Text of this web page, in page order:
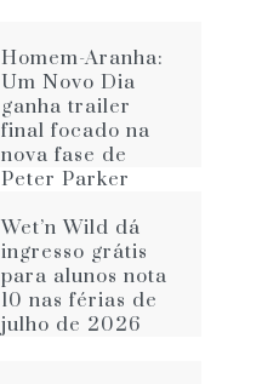
Homem-Aranha:
Um Novo Dia
ganha trailer
final focado na
nova fase de
Peter Parker
Wet’n Wild dá
ingresso grátis
para alunos nota
10 nas férias de
julho de 2026